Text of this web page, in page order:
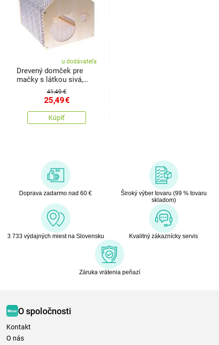
u dodávateľa
Drevený domček pre
mačky s látkou sivá,
51,5 x 39,5 x 38 cm
41,49 €
25,49€
Kúpiť
Doprava zadarmo nad 60 €
Široký výber tovaru (99 % tovaru
skladom)
3 733 výdajných miest na Slovensku Kvalitný zákaznícky servis
Záruka vrátenia peňazí
O spoločnosti
Kontakt
O nás